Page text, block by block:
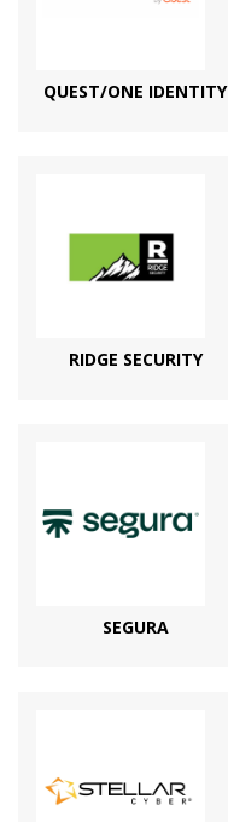
QUEST/ONE IDENTITY
RIDGE SECURITY
SEGURA